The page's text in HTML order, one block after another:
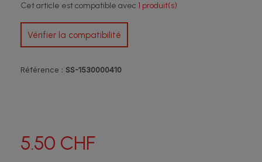
Cet article est compatible avec 1 produit(s)
Vérifier la compatibilité
Référence : SS-1530000410
5.50 CHF